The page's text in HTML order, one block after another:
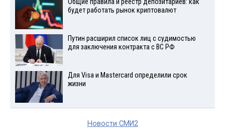
Общие правила и реестр депозитариев: как
будет работать рынок криптовалют
Путин расширил список лиц с судимостью
для заключения контракта с ВС РФ
Для Visа и Mastercard определили срок
жизни
Новости СМИ2